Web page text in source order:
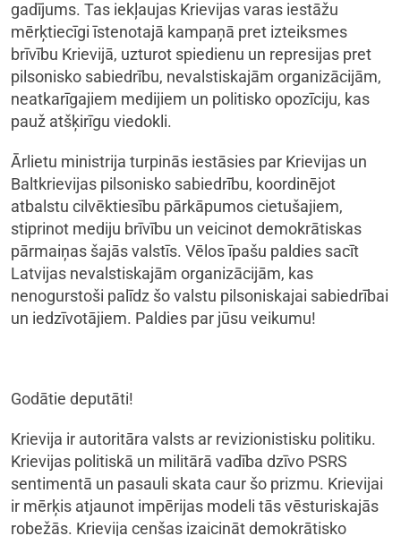
gadījums. Tas iekļaujas Krievijas varas iestāžu
mērķtiecīgi īstenotajā kampaņā pret izteiksmes
brīvību Krievijā, uzturot spiedienu un represijas pret
pilsonisko sabiedrību, nevalstiskajām organizācijām,
neatkarīgajiem medijiem un politisko opozīciju, kas
pauž atšķirīgu viedokli.
Ārlietu ministrija turpinās iestāsies par Krievijas un
Baltkrievijas pilsonisko sabiedrību, koordinējot
atbalstu cilvēktiesību pārkāpumos cietušajiem,
stiprinot mediju brīvību un veicinot demokrātiskas
pārmaiņas šajās valstīs. Vēlos īpašu paldies sacīt
Latvijas nevalstiskajām organizācijām, kas
nenogurstoši palīdz šo valstu pilsoniskajai sabiedrībai
un iedzīvotājiem. Paldies par jūsu veikumu!
Godātie deputāti!
Krievija ir autoritāra valsts ar revizionistisku politiku.
Krievijas politiskā un militārā vadība dzīvo PSRS
sentimentā un pasauli skata caur šo prizmu. Krievijai
ir mērķis atjaunot impērijas modeli tās vēsturiskajās
robežās. Krievija cenšas izaicināt demokrātisko